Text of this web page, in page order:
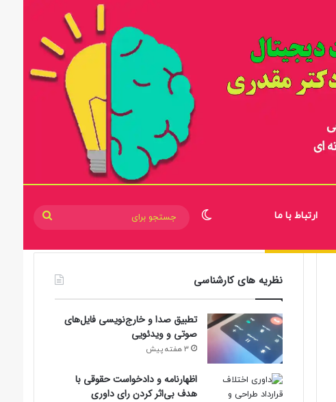
ارتباط با ما تغییر پوسته
جستجو
نظریه های کارشناسی
تطبیق صدا و خارج‌نویسی فایل‌های
صوتی و ویدئویی
3 هفته پیش
اظهارنامه و دادخواست حقوقی با
هدف بی‌اثر کردن رای داوری